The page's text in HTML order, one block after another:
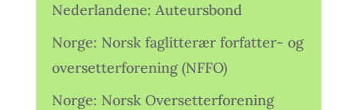
Nederlandene: Auteursbond
Norge: Norsk faglitterær forfatter- og
oversetterforening (NFFO)
Norge: Norsk Oversetterforening